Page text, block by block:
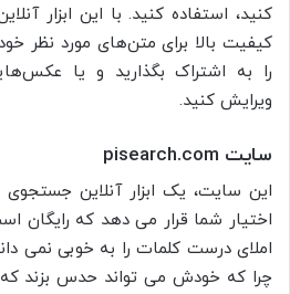
کنید، استفاده کنید. با این ابزار
کیفیت بالا برای متن‌های مورد نظر
را به اشتراک بگذارید و یا
ویرایش کنید.
سایت pisearch.com
این سایت، یک ابزار آنلاین
اختیار شما قرار می دهد که رایگان
املای درست کلمات را به خوبی نمی
چرا که خودش می تواند حدس بزند